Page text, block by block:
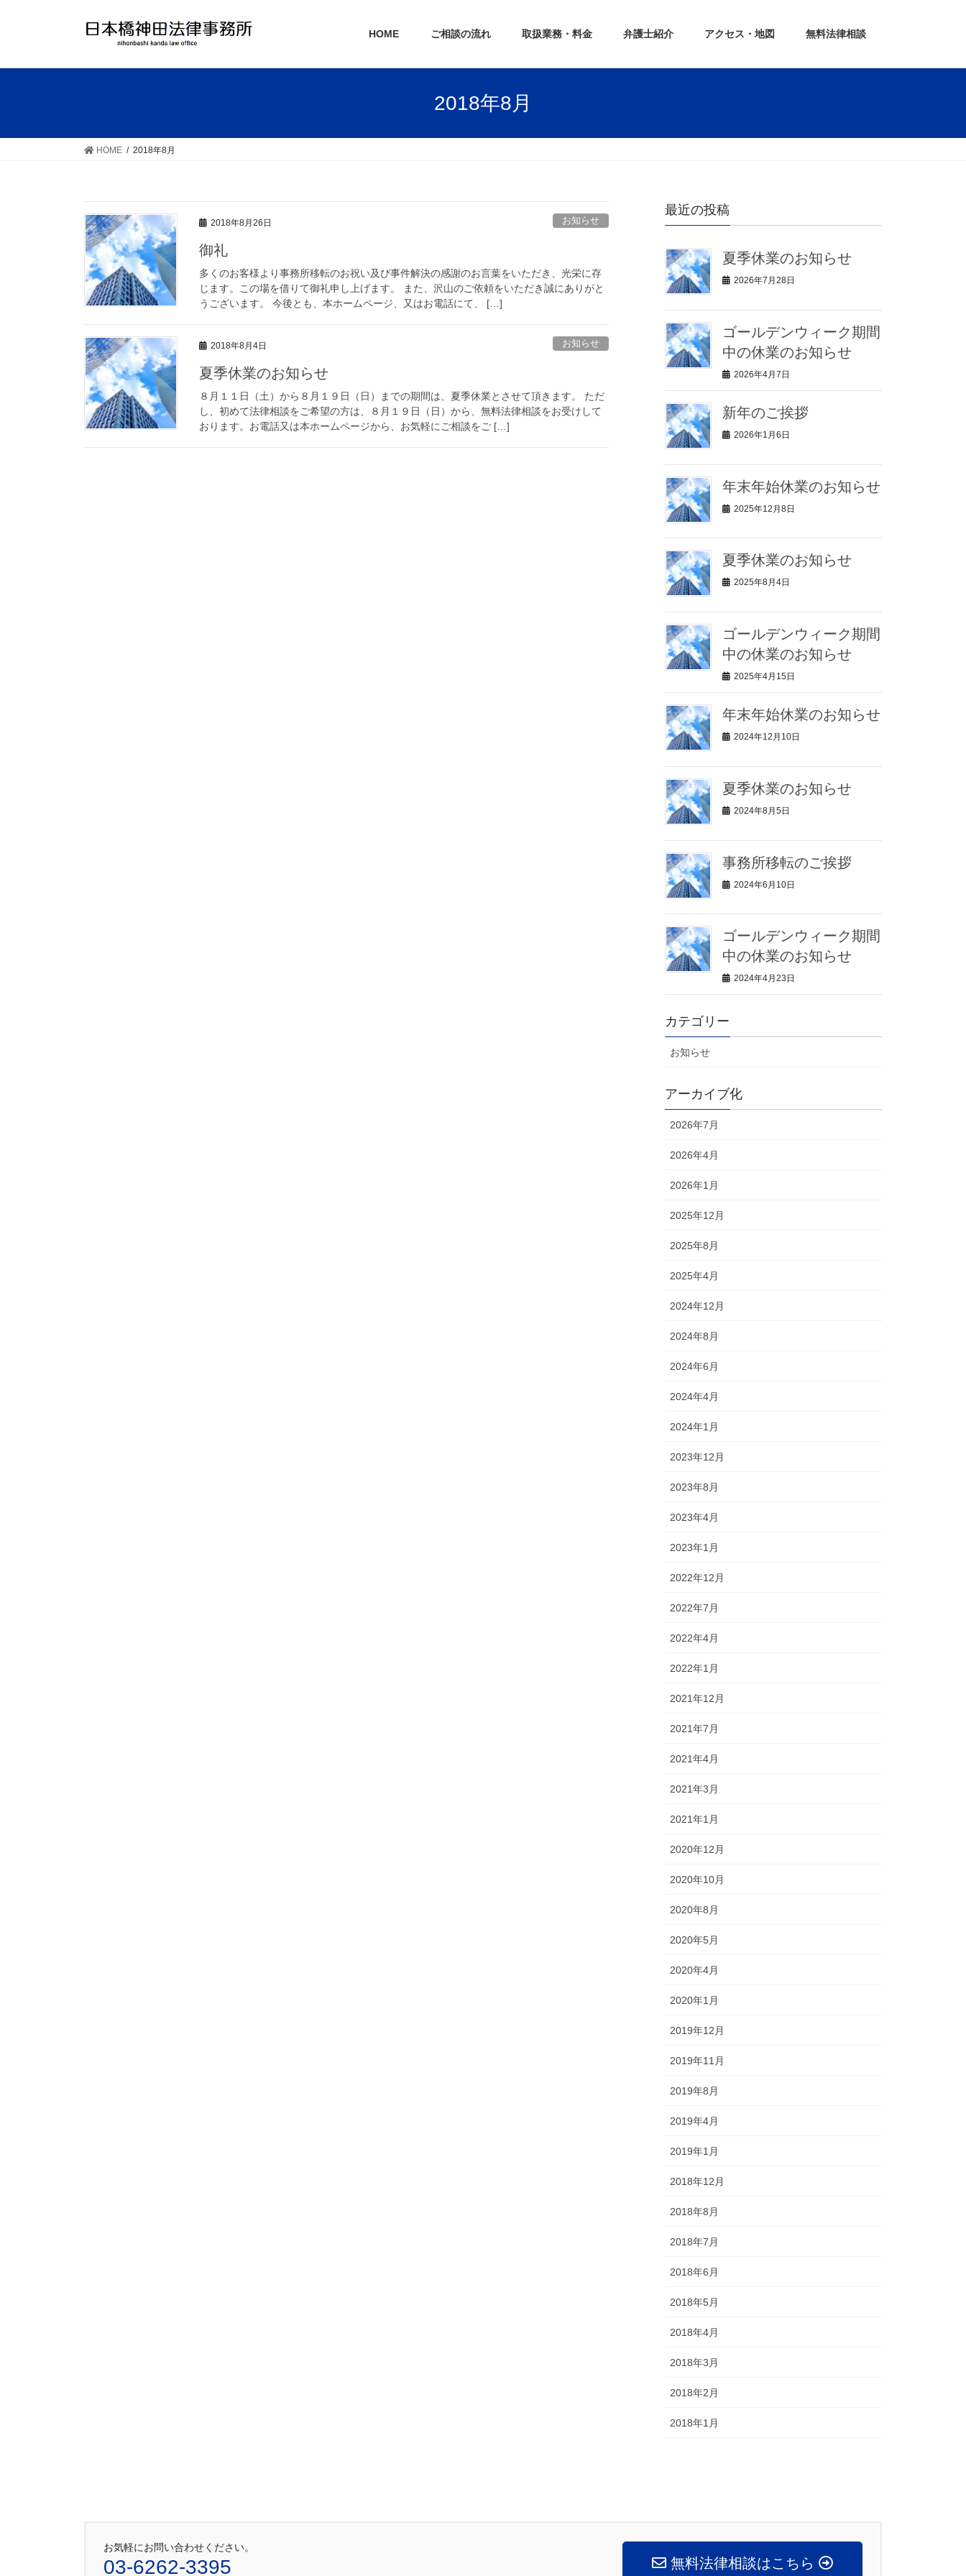
HOME ご相談の流れ 取扱業務・料金 弁護士紹介 アクセス・地図 無料法律相談
2018年8月
HOME 2018年8月
2018年8月26日 お知らせ
御礼
多くのお客様より事務所移転のお祝い及び事件解決の感謝のお言葉をいただき、光栄に存
じます。この場を借りて御礼申し上げます。 また、沢山のご依頼をいただき誠にありがと
うございます。 今後とも、本ホームページ、又はお電話にて、 […]
2018年8月4日 お知らせ
夏季休業のお知らせ
８月１１日（土）から８月１９日（日）までの期間は、夏季休業とさせて頂きます。 ただ
し、初めて法律相談をご希望の方は、８月１９日（日）から、無料法律相談をお受けして
おります。お電話又は本ホームページから、お気軽にご相談をご […]
最近の投稿
夏季休業のお知らせ
2026年7月28日
ゴールデンウィーク期間
中の休業のお知らせ
2026年4月7日
新年のご挨拶
2026年1月6日
年末年始休業のお知らせ
2025年12月8日
夏季休業のお知らせ
2025年8月4日
ゴールデンウィーク期間
中の休業のお知らせ
2025年4月15日
年末年始休業のお知らせ
2024年12月10日
夏季休業のお知らせ
2024年8月5日
事務所移転のご挨拶
2024年6月10日
ゴールデンウィーク期間
中の休業のお知らせ
2024年4月23日
カテゴリー
お知らせ
アーカイブ化
2026年7月
2026年4月
2026年1月
2025年12月
2025年8月
2025年4月
2024年12月
2024年8月
2024年6月
2024年4月
2024年1月
2023年12月
2023年8月
2023年4月
2023年1月
2022年12月
2022年7月
2022年4月
2022年1月
2021年12月
2021年7月
2021年4月
2021年3月
2021年1月
2020年12月
2020年10月
2020年8月
2020年5月
2020年4月
2020年1月
2019年12月
2019年11月
2019年8月
2019年4月
2019年1月
2018年12月
2018年8月
2018年7月
2018年6月
2018年5月
2018年4月
2018年3月
2018年2月
2018年1月
お気軽にお問い合わせください。
03-6262-3395 無料法律相談はこちら